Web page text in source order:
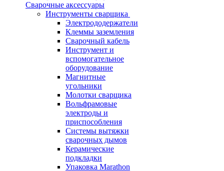
Сварочные аксессуары
Инструменты сварщика
Электрододержатели
Клеммы заземления
Сварочный кабель
Инструмент и
вспомогательное
оборудование
Магнитные
угольники
Молотки сварщика
Вольфрамовые
электроды и
приспособления
Системы вытяжки
сварочных дымов
Керамические
подкладки
Упаковка Marathon